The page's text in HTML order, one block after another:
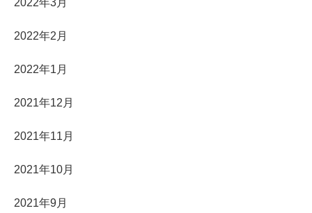
2022年2月
2022年1月
2021年12月
2021年11月
2021年10月
2021年9月